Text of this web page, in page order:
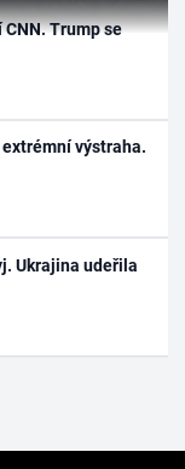
Trump se
výstraha.
Ukrajina udeřila